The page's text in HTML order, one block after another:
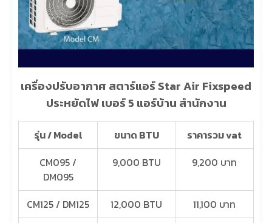
เครื่องปรับอากาศ สตาร์แอร์ Star Air Fixspeed
ประหยัดไฟ เบอร์ 5 แอร์บ้าน สำนักงาน
รุ่น / Model ขนาด BTU
ราคารวม vat
CM095 /
DM095
9,000 BTU 9,200 บาท
CM125 / DM125 12,000 BTU
11,100 บาท